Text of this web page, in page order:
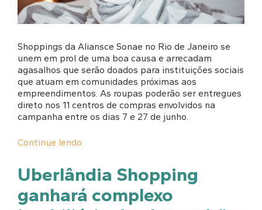
Shoppings da Aliansce Sonae no Rio de Janeiro se
unem em prol de uma boa causa e arrecadam
agasalhos que serão doados para instituições sociais
que atuam em comunidades próximas aos
empreendimentos. As roupas poderão ser entregues
direto nos 11 centros de compras envolvidos na
campanha entre os dias 7 e 27 de junho.
Continue lendo
Uberlândia Shopping
ganhará complexo